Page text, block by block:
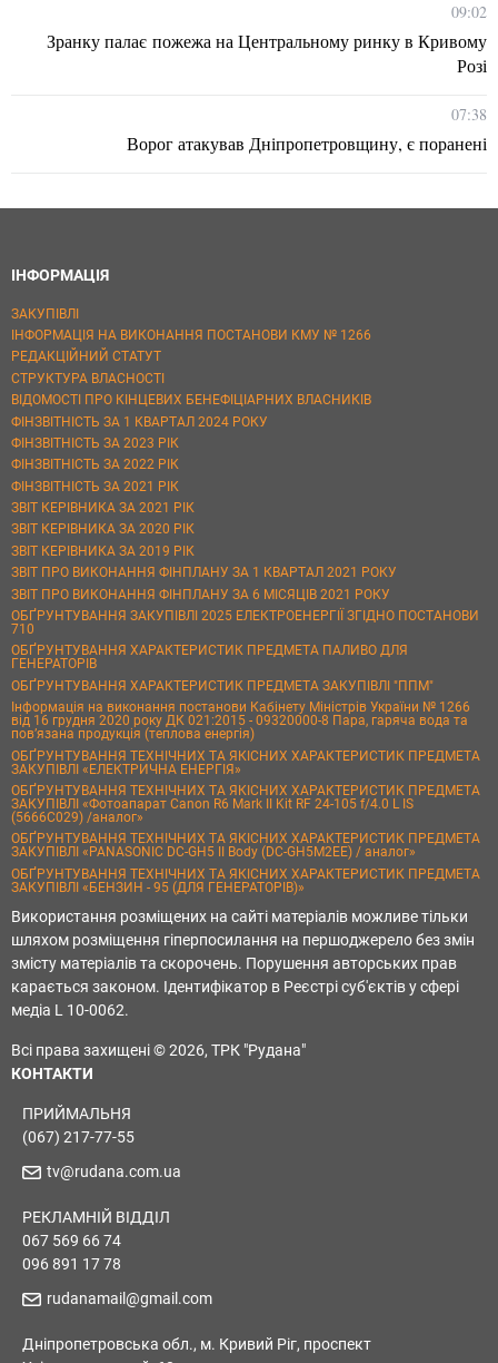
09:02
Зранку палає пожежа на Центральному ринку в Кривому
Розі
07:38
Ворог атакував Дніпропетровщину, є поранені
ІНФОРМАЦІЯ
ЗАКУПІВЛІ
ІНФОРМАЦІЯ НА ВИКОНАННЯ ПОСТАНОВИ КМУ № 1266
РЕДАКЦІЙНИЙ СТАТУТ
СТРУКТУРА ВЛАСНОСТІ
ВІДОМОСТІ ПРО КІНЦЕВИХ БЕНЕФІЦІАРНИХ ВЛАСНИКІВ
ФІНЗВІТНІСТЬ ЗА 1 КВАРТАЛ 2024 РОКУ
ФІНЗВІТНІСТЬ ЗА 2023 РІК
ФІНЗВІТНІСТЬ ЗА 2022 РІК
ФІНЗВІТНІСТЬ ЗА 2021 РІК
ЗВІТ КЕРІВНИКА ЗА 2021 РІК
ЗВІТ КЕРІВНИКА ЗА 2020 РІК
ЗВІТ КЕРІВНИКА ЗА 2019 РІК
ЗВІТ ПРО ВИКОНАННЯ ФІНПЛАНУ ЗА 1 КВАРТАЛ 2021 РОКУ
ЗВІТ ПРО ВИКОНАННЯ ФІНПЛАНУ ЗА 6 МІСЯЦІВ 2021 РОКУ
ОБҐРУНТУВАННЯ ЗАКУПІВЛІ 2025 ЕЛЕКТРОЕНЕРГІЇ ЗГІДНО ПОСТАНОВИ
710
ОБҐРУНТУВАННЯ ХАРАКТЕРИСТИК ПРЕДМЕТА ПАЛИВО ДЛЯ
ГЕНЕРАТОРІВ
ОБҐРУНТУВАННЯ ХАРАКТЕРИСТИК ПРЕДМЕТА ЗАКУПІВЛІ "ППМ"
Інформація на виконання постанови Кабінету Міністрів України № 1266
від 16 грудня 2020 року ДК 021:2015 - 09320000-8 Пара, гаряча вода та
пов’язана продукція (теплова енергія)
ОБҐРУНТУВАННЯ ТЕХНІЧНИХ ТА ЯКІСНИХ ХАРАКТЕРИСТИК ПРЕДМЕТА
ЗАКУПІВЛІ «ЕЛЕКТРИЧНА ЕНЕРГІЯ»
ОБҐРУНТУВАННЯ ТЕХНІЧНИХ ТА ЯКІСНИХ ХАРАКТЕРИСТИК ПРЕДМЕТА
ЗАКУПІВЛІ «Фотоапарат Canon R6 Mark II Kit RF 24-105 f/4.0 L IS
(5666C029) /аналог»
ОБҐРУНТУВАННЯ ТЕХНІЧНИХ ТА ЯКІСНИХ ХАРАКТЕРИСТИК ПРЕДМЕТА
ЗАКУПІВЛІ «PANASONIC DC-GH5 II Body (DC-GH5M2EE) / аналог»
ОБҐРУНТУВАННЯ ТЕХНІЧНИХ ТА ЯКІСНИХ ХАРАКТЕРИСТИК ПРЕДМЕТА
ЗАКУПІВЛІ «БЕНЗИН - 95 (ДЛЯ ГЕНЕРАТОРІВ)»
Використання розміщених на сайті матеріалів можливе тільки
шляхом розміщення гіперпосилання на першоджерело без змін
змісту матеріалів та скорочень. Порушення авторських прав
карається законом. Ідентифікатор в Реєстрі суб'єктів у сфері
медіа L 10-0062.
Всі права захищені © 2026, ТРК "Рудана"
КОНТАКТИ
ПРИЙМАЛЬНЯ
(067) 217-77-55
tv@rudana.com.ua
РЕКЛАМНІЙ ВІДДІЛ
067 569 66 74
096 891 17 78
rudanamail@gmail.com
Дніпропетровська обл., м. Кривий Ріг, проспект